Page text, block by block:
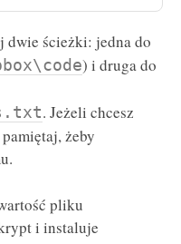
dwie ścieżki: jedna do
) i druga do
. Jeżeli chcesz
żeby
pliku
i instaluje